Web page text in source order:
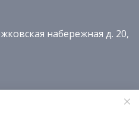
набережная д. 20,